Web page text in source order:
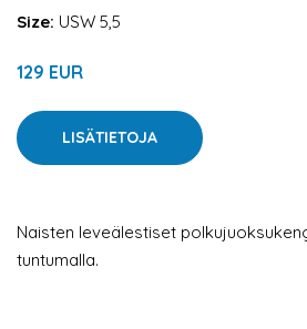
Size: USW 5,5
129 EUR
LISÄTIETOJA
Naisten leveälestiset
tuntumalla.